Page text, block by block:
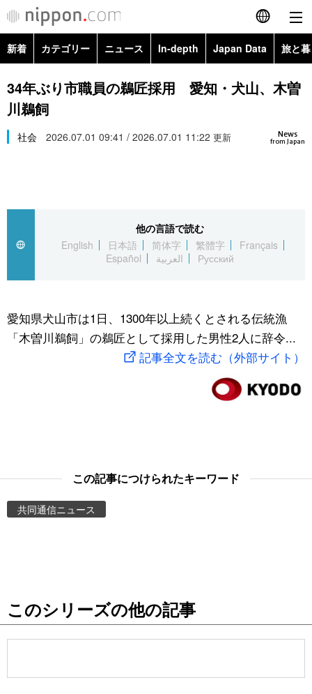
English
简体字
Русский
カテゴリー
経済・ビジネス
国際
文化
トップ
アーカイブ
In-depth
Japan Data
動画/Live
お知らせ
新着 カテゴリー ニュース In-depth Japan Data 旅と
政治・外交
経済・ビジネス
スポーツ・東京2020
Topics
34年ぶり市職員の鵜匠採用 愛知・犬山、木曽
川鵜飼
News
from Japan
社会 2026.07.01 09:41 / 2026.07.01 11:22 更新
他の言語で読む
English
日本語 简体字 繁體字
Français
Español
العربية Русский
愛知県犬山市は1日、1300年以上続くとされる伝統漁
「木曽川鵜飼」の鵜匠として採用した男性2人に辞令...
記事全文を読む（外部サイト）
この記事につけられたキーワード
共同通信ニュース
このシリーズの他の記事